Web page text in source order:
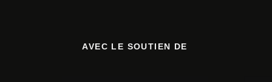
AVEC LE SOUTIEN DE